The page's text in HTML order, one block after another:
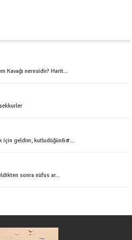
Kavağı neresidir? Harit...
için geldim, kutludüğün&#...
sonra nüfus ar...